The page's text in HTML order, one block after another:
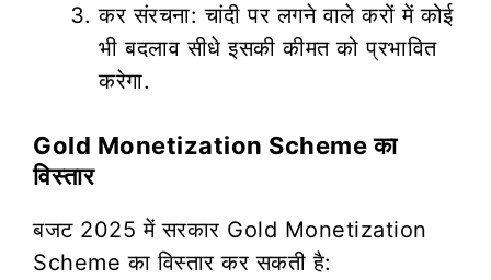
कर संरचना: चांदी पर लगने वाले करों में कोई
भी बदलाव सीधे इसकी कीमत को प्रभावित
करेगा.
Gold Monetization Scheme का
विस्तार
बजट 2025 में सरकार Gold Monetization
Scheme का विस्तार कर सकती है: